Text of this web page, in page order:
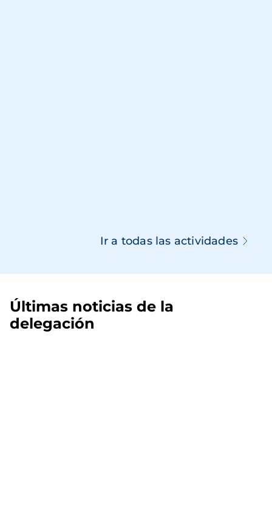
Ir a todas las actividades
Últimas noticias de la
delegación